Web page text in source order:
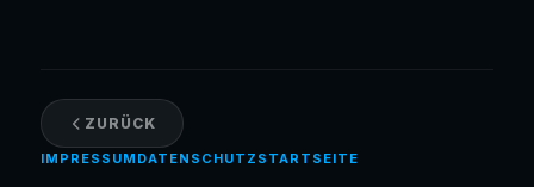
ZURÜCK
IMPRESSUM DATENSCHUTZ STARTSEITE